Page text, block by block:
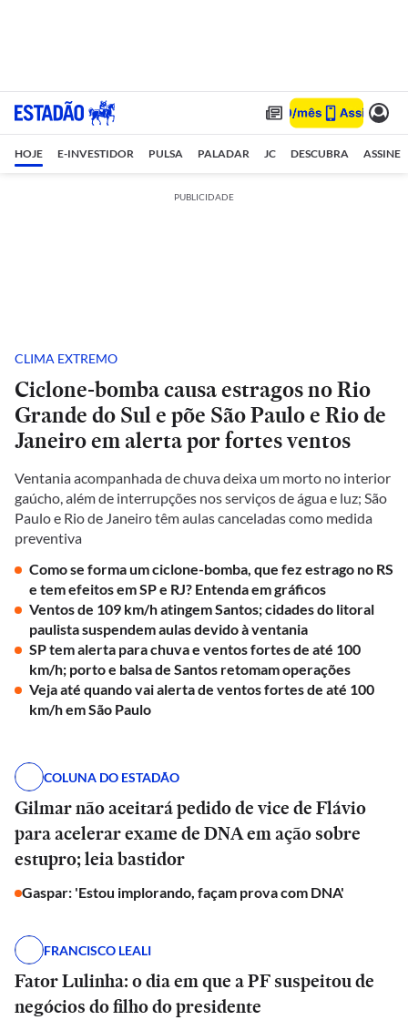
HOJE E-INVESTIDOR PULSA PALADAR JC DESCUBRA ASSINE
PUBLICIDADE
CLIMA EXTREMO
Ciclone-bomba causa estragos no Rio
Grande do Sul e põe São Paulo e Rio de
Janeiro em alerta por fortes ventos
Ventania acompanhada de chuva deixa um morto no interior
gaúcho, além de interrupções nos serviços de água e luz; São
Paulo e Rio de Janeiro têm aulas canceladas como medida
preventiva
Como se forma um ciclone-bomba, que fez estrago no RS
e tem efeitos em SP e RJ? Entenda em gráficos
Ventos de 109 km/h atingem Santos; cidades do litoral
paulista suspendem aulas devido à ventania
SP tem alerta para chuva e ventos fortes de até 100
km/h; porto e balsa de Santos retomam operações
Veja até quando vai alerta de ventos fortes de até 100
km/h em São Paulo
COLUNA DO ESTADÃO
Gilmar não aceitará pedido de vice de Flávio
para acelerar exame de DNA em ação sobre
estupro; leia bastidor
Gaspar: 'Estou implorando, façam prova com DNA'
FRANCISCO LEALI
Fator Lulinha: o dia em que a PF suspeitou de
negócios do filho do presidente